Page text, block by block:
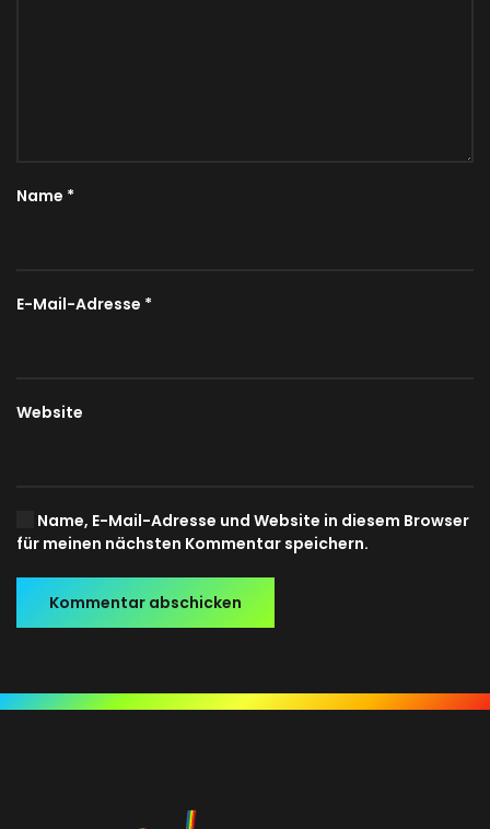
Name *
E-Mail-Adresse *
Website
Name, E-Mail-Adresse und Website in diesem Browser
für meinen nächsten Kommentar speichern.
Kommentar abschicken